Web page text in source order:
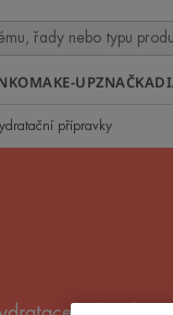
MAKE-UPZNAČKA
přípravky